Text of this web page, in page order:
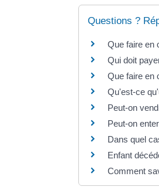
Questions ?
Que faire en
Qui doit
Que faire en
Qu'est-ce
Peut-on
Peut-on
Dans quel
Enfant
Comment